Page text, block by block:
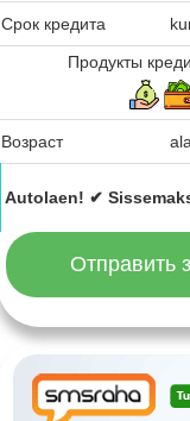
Срок кредита
Продукты
Возраст
Autolaen! ✔
Отправить